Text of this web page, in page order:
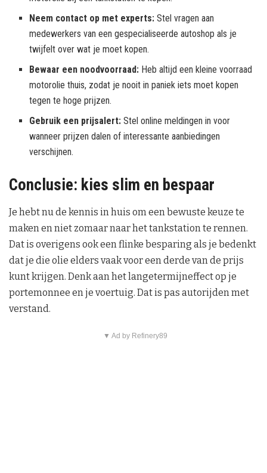
Neem contact op met experts: Stel vragen aan
medewerkers van een gespecialiseerde autoshop als je
twijfelt over wat je moet kopen.
Bewaar een noodvoorraad: Heb altijd een kleine voorraad
motorolie thuis, zodat je nooit in paniek iets moet kopen
tegen te hoge prijzen.
Gebruik een prijsalert: Stel online meldingen in voor
wanneer prijzen dalen of interessante aanbiedingen
verschijnen.
Conclusie: kies slim en bespaar
Je hebt nu de kennis in huis om een bewuste keuze te
maken en niet zomaar naar het tankstation te rennen.
Dat is overigens ook een flinke besparing als je bedenkt
dat je die olie elders vaak voor een derde van de prijs
kunt krijgen. Denk aan het langetermijneffect op je
portemonnee en je voertuig. Dat is pas autorijden met
verstand.
▼ Ad by Refinery89